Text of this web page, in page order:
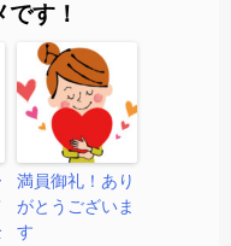
す！
満員御礼！あり
がとうございま
す